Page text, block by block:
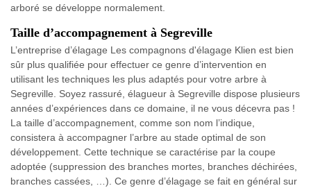
arboré se développe normalement.
Taille d’accompagnement à Segreville
L’entreprise d’élagage Les compagnons d'élagage Klien est bien
sûr plus qualifiée pour effectuer ce genre d’intervention en
utilisant les techniques les plus adaptés pour votre arbre à
Segreville. Soyez rassuré, élagueur à Segreville dispose plusieurs
années d’expériences dans ce domaine, il ne vous décevra pas !
La taille d’accompagnement, comme son nom l’indique,
consistera à accompagner l’arbre au stade optimal de son
développement. Cette technique se caractérise par la coupe
adoptée (suppression des branches mortes, branches déchirées,
branches cassées, …). Ce genre d’élagage se fait en général sur